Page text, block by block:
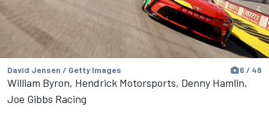
David Jensen / Getty Images 6 / 48
William Byron, Hendrick Motorsports, Denny Hamlin,
Joe Gibbs Racing